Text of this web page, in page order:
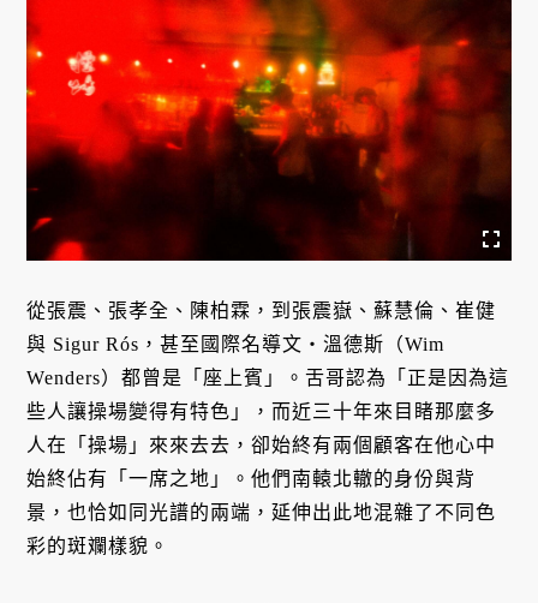
從張震、張孝全、陳柏霖，到張震嶽、蘇慧倫、崔健
與 Sigur Rós，甚至國際名導文・溫德斯（Wim
Wenders）都曾是「座上賓」。舌哥認為「正是因為這
些人讓操場變得有特色」，而近三十年來目睹那麼多
人在「操場」來來去去，卻始終有兩個顧客在他心中
始終佔有「一席之地」。他們南轅北轍的身份與背
景，也恰如同光譜的兩端，延伸出此地混雜了不同色
彩的斑斕樣貌。